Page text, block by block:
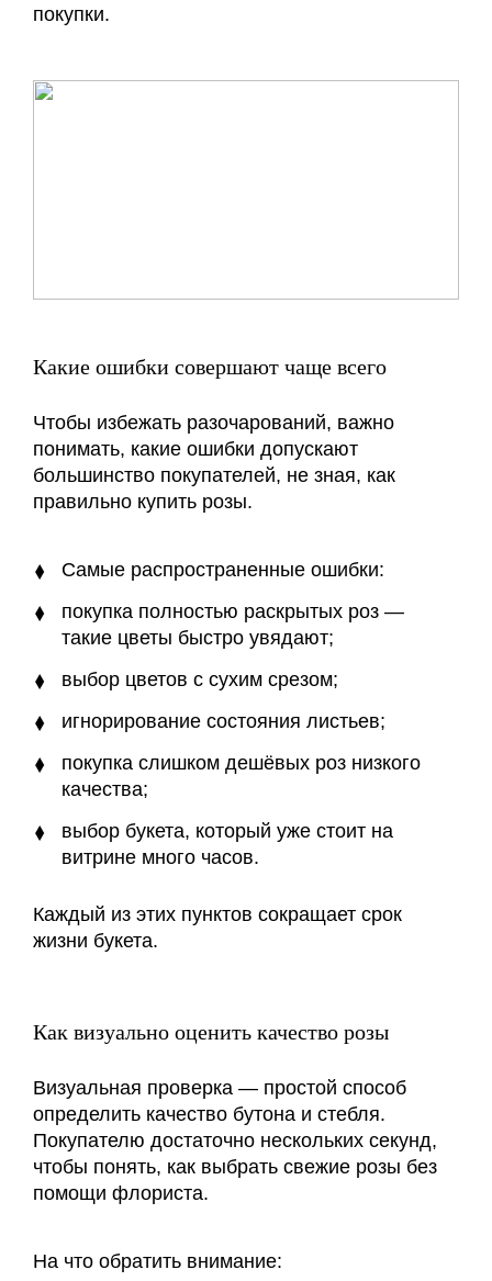
покупки.
Какие ошибки совершают чаще всего
Чтобы избежать разочарований, важно
понимать, какие ошибки допускают
большинство покупателей, не зная, как
правильно купить розы.
Самые распространенные ошибки:
покупка полностью раскрытых роз —
такие цветы быстро увядают;
выбор цветов с сухим срезом;
игнорирование состояния листьев;
покупка слишком дешёвых роз низкого
качества;
выбор букета, который уже стоит на
витрине много часов.
Каждый из этих пунктов сокращает срок
жизни букета.
Как визуально оценить качество розы
Визуальная проверка — простой способ
определить качество бутона и стебля.
Покупателю достаточно нескольких секунд,
чтобы понять, как выбрать свежие розы без
помощи флориста.
На что обратить внимание: